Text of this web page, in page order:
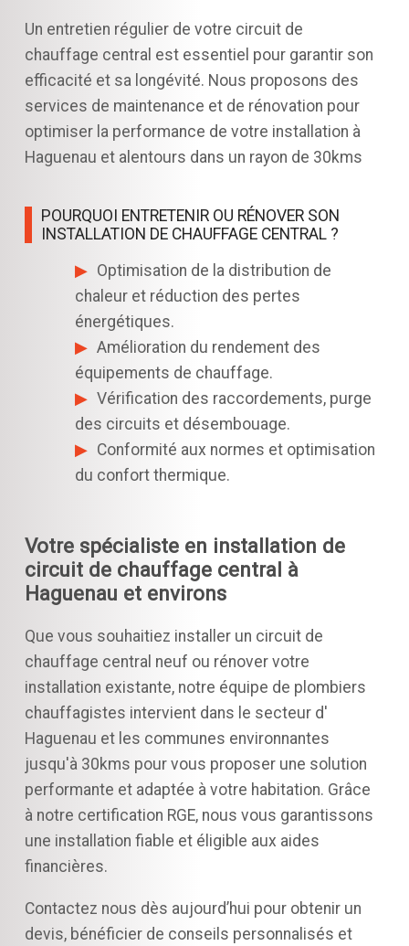
Un entretien régulier de votre circuit de
chauffage central est essentiel pour garantir son
efficacité et sa longévité. Nous proposons des
services de maintenance et de rénovation pour
optimiser la performance de votre installation à
Haguenau et alentours dans un rayon de 30kms
POURQUOI ENTRETENIR OU RÉNOVER SON
INSTALLATION DE CHAUFFAGE CENTRAL ?
Optimisation de la distribution de
chaleur et réduction des pertes
énergétiques.
Amélioration du rendement des
équipements de chauffage.
Vérification des raccordements, purge
des circuits et désembouage.
Conformité aux normes et optimisation
du confort thermique.
Votre spécialiste en installation de
circuit de chauffage central à
Haguenau et environs
Que vous souhaitiez installer un circuit de
chauffage central neuf ou rénover votre
installation existante, notre équipe de plombiers
chauffagistes intervient dans le secteur d'
Haguenau et les communes environnantes
jusqu'à 30kms pour vous proposer une solution
performante et adaptée à votre habitation. Grâce
à notre certification RGE, nous vous garantissons
une installation fiable et éligible aux aides
financières.
Contactez nous dès aujourd’hui pour obtenir un
devis, bénéficier de conseils personnalisés et